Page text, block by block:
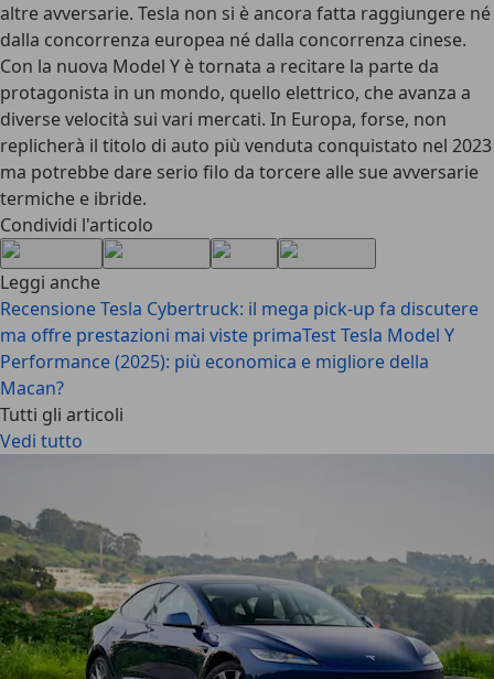
altre avversarie. Tesla non si è ancora fatta raggiungere né
dalla concorrenza europea né dalla concorrenza cinese.
Con la nuova Model Y è tornata a recitare la parte da
protagonista in un mondo, quello elettrico, che avanza a
diverse velocità sui vari mercati. In Europa, forse, non
replicherà il titolo di auto più venduta conquistato nel 2023
ma potrebbe dare serio filo da torcere alle sue avversarie
termiche e ibride.
Condividi l'articolo
Leggi anche
Recensione Tesla Cybertruck: il mega pick-up fa discutere
ma offre prestazioni mai viste primaTest Tesla Model Y
Performance (2025): più economica e migliore della
Macan?
Tutti gli articoli
Vedi tutto